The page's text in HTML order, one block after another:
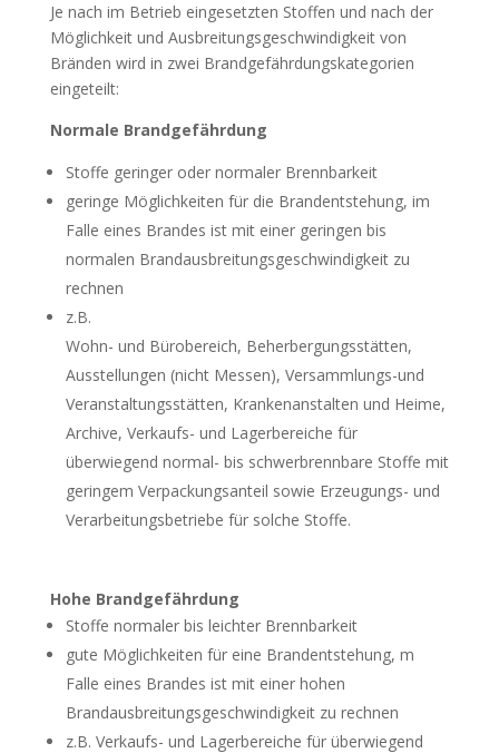
Je nach im Betrieb eingesetzten Stoffen und nach der
Möglichkeit und Ausbreitungsgeschwindigkeit von
Bränden wird in zwei Brandgefährdungskategorien
eingeteilt:
Normale Brandgefährdung
Stoffe geringer oder normaler Brennbarkeit
geringe Möglichkeiten für die Brandentstehung, im
Falle eines Brandes ist mit einer geringen bis
normalen Brandausbreitungsgeschwindigkeit zu
rechnen
z.B.
Wohn- und Bürobereich, Beherbergungsstätten,
Ausstellungen (nicht Messen), Versammlungs-und
Veranstaltungsstätten, Krankenanstalten und Heime,
Archive, Verkaufs- und Lagerbereiche für
überwiegend normal- bis schwerbrennbare Stoffe mit
geringem Verpackungsanteil sowie Erzeugungs- und
Verarbeitungsbetriebe für solche Stoffe.
Hohe Brandgefährdung
Stoffe normaler bis leichter Brennbarkeit
gute Möglichkeiten für eine Brandentstehung, m
Falle eines Brandes ist mit einer hohen
Brandausbreitungsgeschwindigkeit zu rechnen
z.B. Verkaufs- und Lagerbereiche für überwiegend